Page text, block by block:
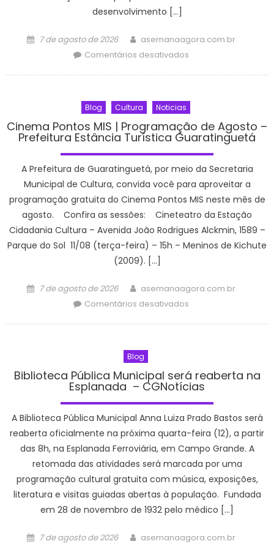
campanha
desenvolvimento […]
Posted
7 de agosto de 2026 Author
asemanaagora.com.br
Comentários desativadosem
–
CGNotícias
Blog Cultura Noticias
Cinema Pontos MIS | Programação de Agosto –
Prefeitura Estância Turística Guaratinguetá
A Prefeitura de Guaratinguetá, por meio da Secretaria
Municipal de Cultura, convida você para aproveitar a
programação gratuita do Cinema Pontos MIS neste mês de
agosto. Confira as sessões: Cineteatro da Estação
Cidadania Cultura – Avenida João Rodrigues Alckmin, 1589 –
Parque do Sol 11/08 (terça-feira) – 15h – Meninos de Kichute
(2009). […]
Posted
7 de agosto de 2026 Author
asemanaagora.com.br
Comentários desativadosem
Programação
de
Agosto
–
Prefeitura
Estância
Turística
Guaratinguetá
Blog
Biblioteca Pública Municipal será reaberta na
Esplanada – CGNotícias
A Biblioteca Pública Municipal Anna Luiza Prado Bastos será
reaberta oficialmente na próxima quarta-feira (12), a partir
das 8h, na Esplanada Ferroviária, em Campo Grande. A
retomada das atividades será marcada por uma
programação cultural gratuita com música, exposições,
literatura e visitas guiadas abertas à população. Fundada
em 28 de novembro de 1932 pelo médico […]
Posted
7 de agosto de 2026 Author
asemanaagora.com.br